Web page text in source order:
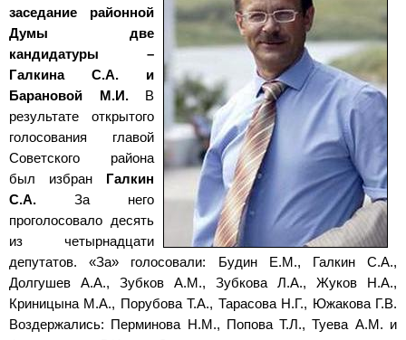
заседание районной
Думы две
кандидатуры –
Галкина
С.А. и
Барановой
М.И.
В
результате открытого
голосования главой
Советского района
был избран
Галкин
С.А. За него
проголосовало десять
из четырнадцати
депутатов. «За» голосовали: Будин
Е.М., Галкин
С.А.,
Долгушев
А.А., Зубков А.М., Зубкова Л.А., Жуков
Н.А.,
Криницына М.А., Порубова Т.А., Тарасова Н.Г., Южакова Г.В.
Воздержались: Перминова
Н.М., Попова Т.Л., Туева А.М. и